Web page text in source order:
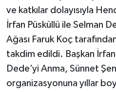
ve katkılar dolayısıyla
İrfan Püsküllü ile Selman
Ağası Faruk Koç
takdim edildi. Başkan İrfan
Dede’yi Anma, Sünnet
organizasyonuna yıllar